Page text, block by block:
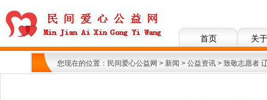
首页 关
您现在的位置： 民间爱心公益网 > 新闻 > 公益资讯 > 致敬志愿者